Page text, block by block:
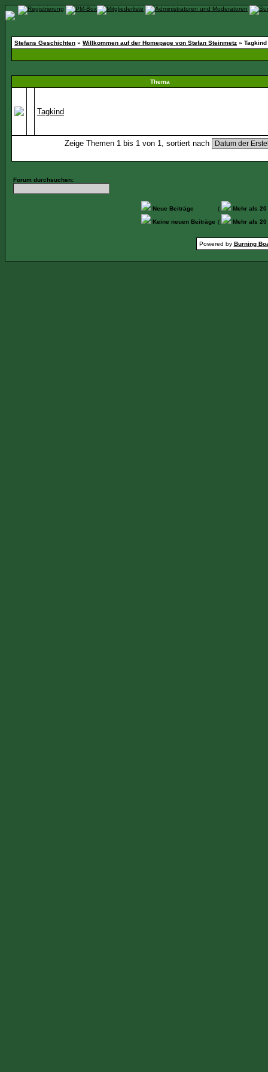
Stefans Geschichten » Willkommen auf der Homepage von Stefan Steinmetz » Tagkind
Thema
Tagkind
Zeige Themen 1 bis 1 von 1, sortiert nach
Forum durchsuchen:
Neue Beiträge (
Mehr als
Keine neuen Beiträge ( Mehr als
Powered by Burning